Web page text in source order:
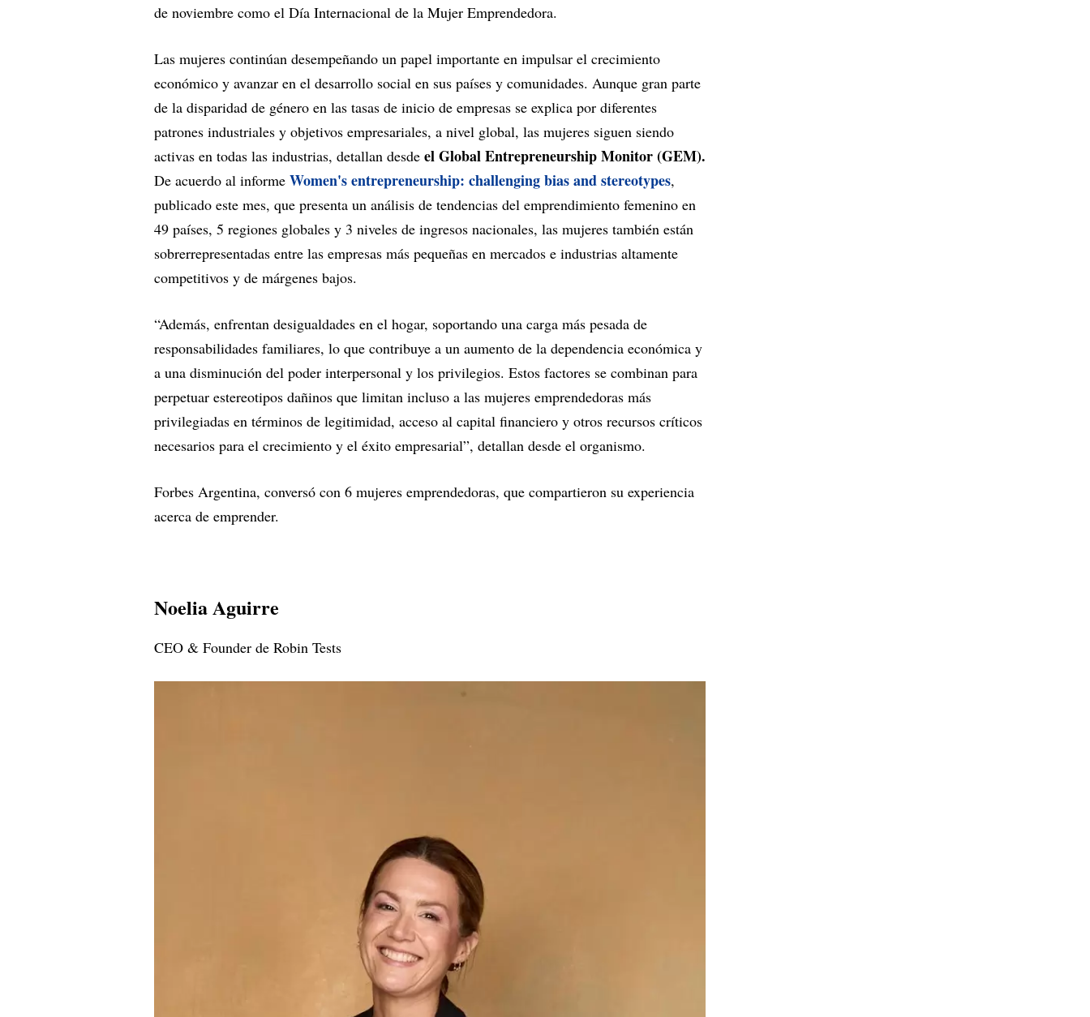
de noviembre como el Día Internacional de la Mujer Emprendedora.
Las mujeres continúan desempeñando un papel importante en impulsar el crecimiento
económico y avanzar en el desarrollo social en sus países y comunidades. Aunque gran parte
de la disparidad de género en las tasas de inicio de empresas se explica por diferentes
patrones industriales y objetivos empresariales, a nivel global, las mujeres siguen siendo
activas en todas las industrias, detallan desde el Global Entrepreneurship Monitor (GEM).
De acuerdo al informe Women's entrepreneurship: challenging bias and stereotypes,
publicado este mes, que presenta un análisis de tendencias del emprendimiento femenino en
49 países, 5 regiones globales y 3 niveles de ingresos nacionales, las mujeres también están
sobrerrepresentadas entre las empresas más pequeñas en mercados e industrias altamente
competitivos y de márgenes bajos.
“Además, enfrentan desigualdades en el hogar, soportando una carga más pesada de
responsabilidades familiares, lo que contribuye a un aumento de la dependencia económica y
a una disminución del poder interpersonal y los privilegios. Estos factores se combinan para
perpetuar estereotipos dañinos que limitan incluso a las mujeres emprendedoras más
privilegiadas en términos de legitimidad, acceso al capital financiero y otros recursos críticos
necesarios para el crecimiento y el éxito empresarial”, detallan desde el organismo.
Forbes Argentina, conversó con 6 mujeres emprendedoras, que compartieron su experiencia
acerca de emprender.
Noelia Aguirre
CEO & Founder de Robin Tests